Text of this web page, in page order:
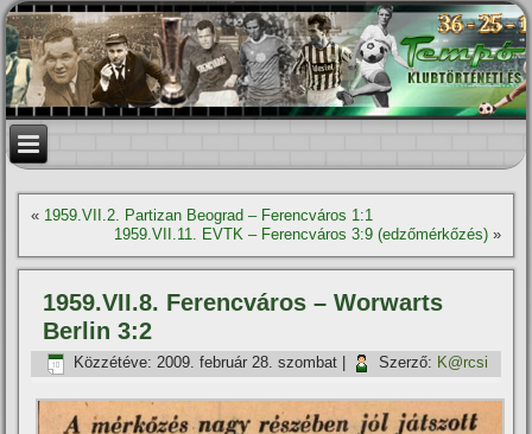
« 1959.VII.2. Partizan Beograd – Ferencváros 1:1
1959.VII.11. EVTK – Ferencváros 3:9 (edzőmérkőzés)»
1959.VII.8. Ferencváros – Worwarts
Berlin 3:2
Közzétéve: 2009. február 28. szombat Szerző: K@rcsi